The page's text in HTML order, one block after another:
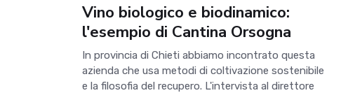
Vino biologico e biodinamico:
l'esempio di Cantina Orsogna
In provincia di Chieti abbiamo incontrato questa
azienda che usa metodi di coltivazione sostenibile
e la filosofia del recupero. L'intervista al direttore